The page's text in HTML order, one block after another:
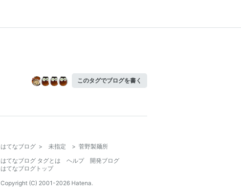
このタグでブログを書く
はてなブログ > 未指定 > 菅野製麺所
はてなブログ タグとは
ヘルプ
開発ブログ
はてなブログトップ
Copyright (C) 2001-2026 Hatena.